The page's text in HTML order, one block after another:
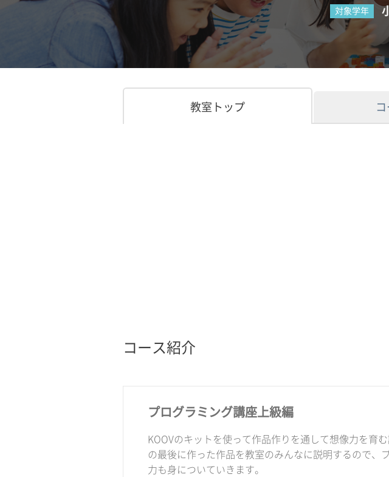
対象学年
教室トップ
コース紹介
プログラミング講座上級編
KOOVのキットを使って作品作りを通して想像力を育
の最後に作った作品を教室のみんなに説明するので、
力も身についていきます。